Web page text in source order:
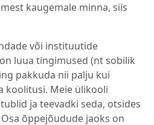
kaugemale minna, siis
või instituutide
luua tingimused (nt sobilik
pakkuda nii palju kui
koolitusi. Meie ülikooli
ja teevadki seda, otsides
õppejõudude jaoks on